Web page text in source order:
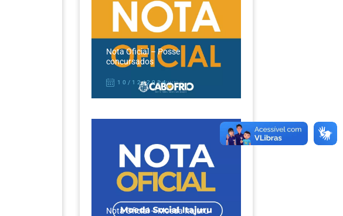
Nota Oficial – Posse
concursados
10/12/2024
Nota Oficial – Moeda Itajuru